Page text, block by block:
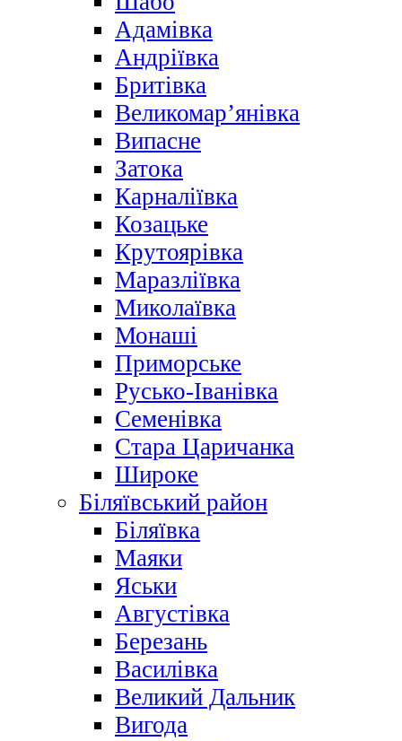
Адамівка
Андріївка
Бритівка
Великомар’янівка
Випасне
Затока
Карналіївка
Козацьке
Крутоярівка
Маразліївка
Миколаївка
Монаші
Приморське
Русько-Іванівка
Семенівка
Стара Царичанка
Широке
Біляївський район
Біляївка
Маяки
Яськи
Августівка
Березань
Василівка
Великий Дальник
Вигода